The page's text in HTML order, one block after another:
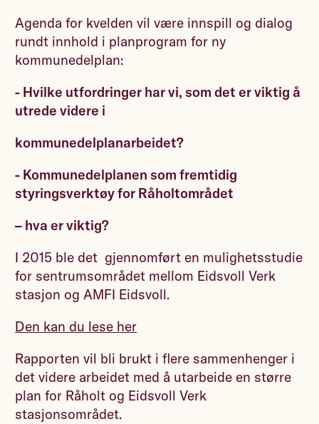
Agenda for kvelden vil være innspill og dialog
rundt innhold i planprogram for ny
kommunedelplan:
- Hvilke utfordringer har vi, som det er viktig å
utrede videre i
kommunedelplanarbeidet?
- Kommunedelplanen som fremtidig
styringsverktøy for Råholtområdet
– hva er viktig?
I 2015 ble det gjennomført en mulighetsstudie
for sentrumsområdet mellom Eidsvoll Verk
stasjon og AMFI Eidsvoll.
Den kan du lese her
Rapporten vil bli brukt i flere sammenhenger i
det videre arbeidet med å utarbeide en større
plan for Råholt og Eidsvoll Verk
stasjonsområdet.